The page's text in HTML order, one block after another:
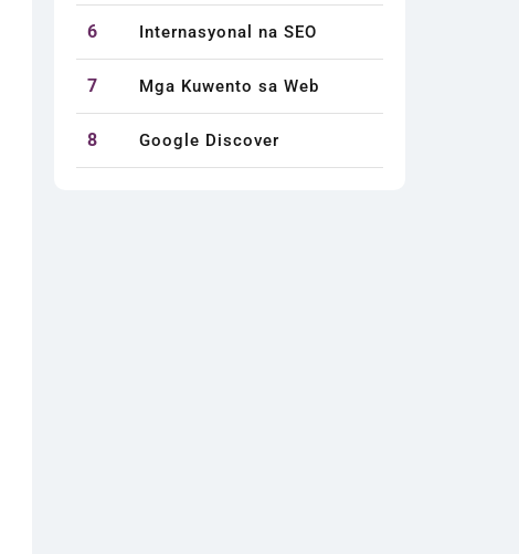
6 Internasyonal na SEO
7 Mga Kuwento sa Web
8 Google Discover